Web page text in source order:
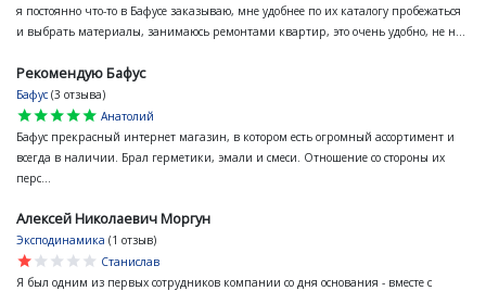
я постоянно что-то в Бафусе заказываю, мне удобнее по их каталогу пробежаться
и выбрать материалы, занимаюсь ремонтами квартир, это очень удобно, не н...
Рекомендую Бафус
Бафус (3 отзыва)
star
star
star
star
star
Анатолий
Бафус прекрасный интернет магазин, в котором есть огромный ассортимент и
всегда в наличии. Брал герметики, эмали и смеси. Отношение со стороны их
перс...
Алексей Николаевич Моргун
Эксподинамика (1 отзыв)
star
star
star
star
star
Станислав
Я был одним из первых сотрудников компании со дня основания - вместе с